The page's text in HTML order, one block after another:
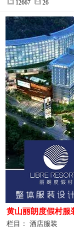
12667 26
黄山丽朗度假村服
案
栏目： 酒店服装